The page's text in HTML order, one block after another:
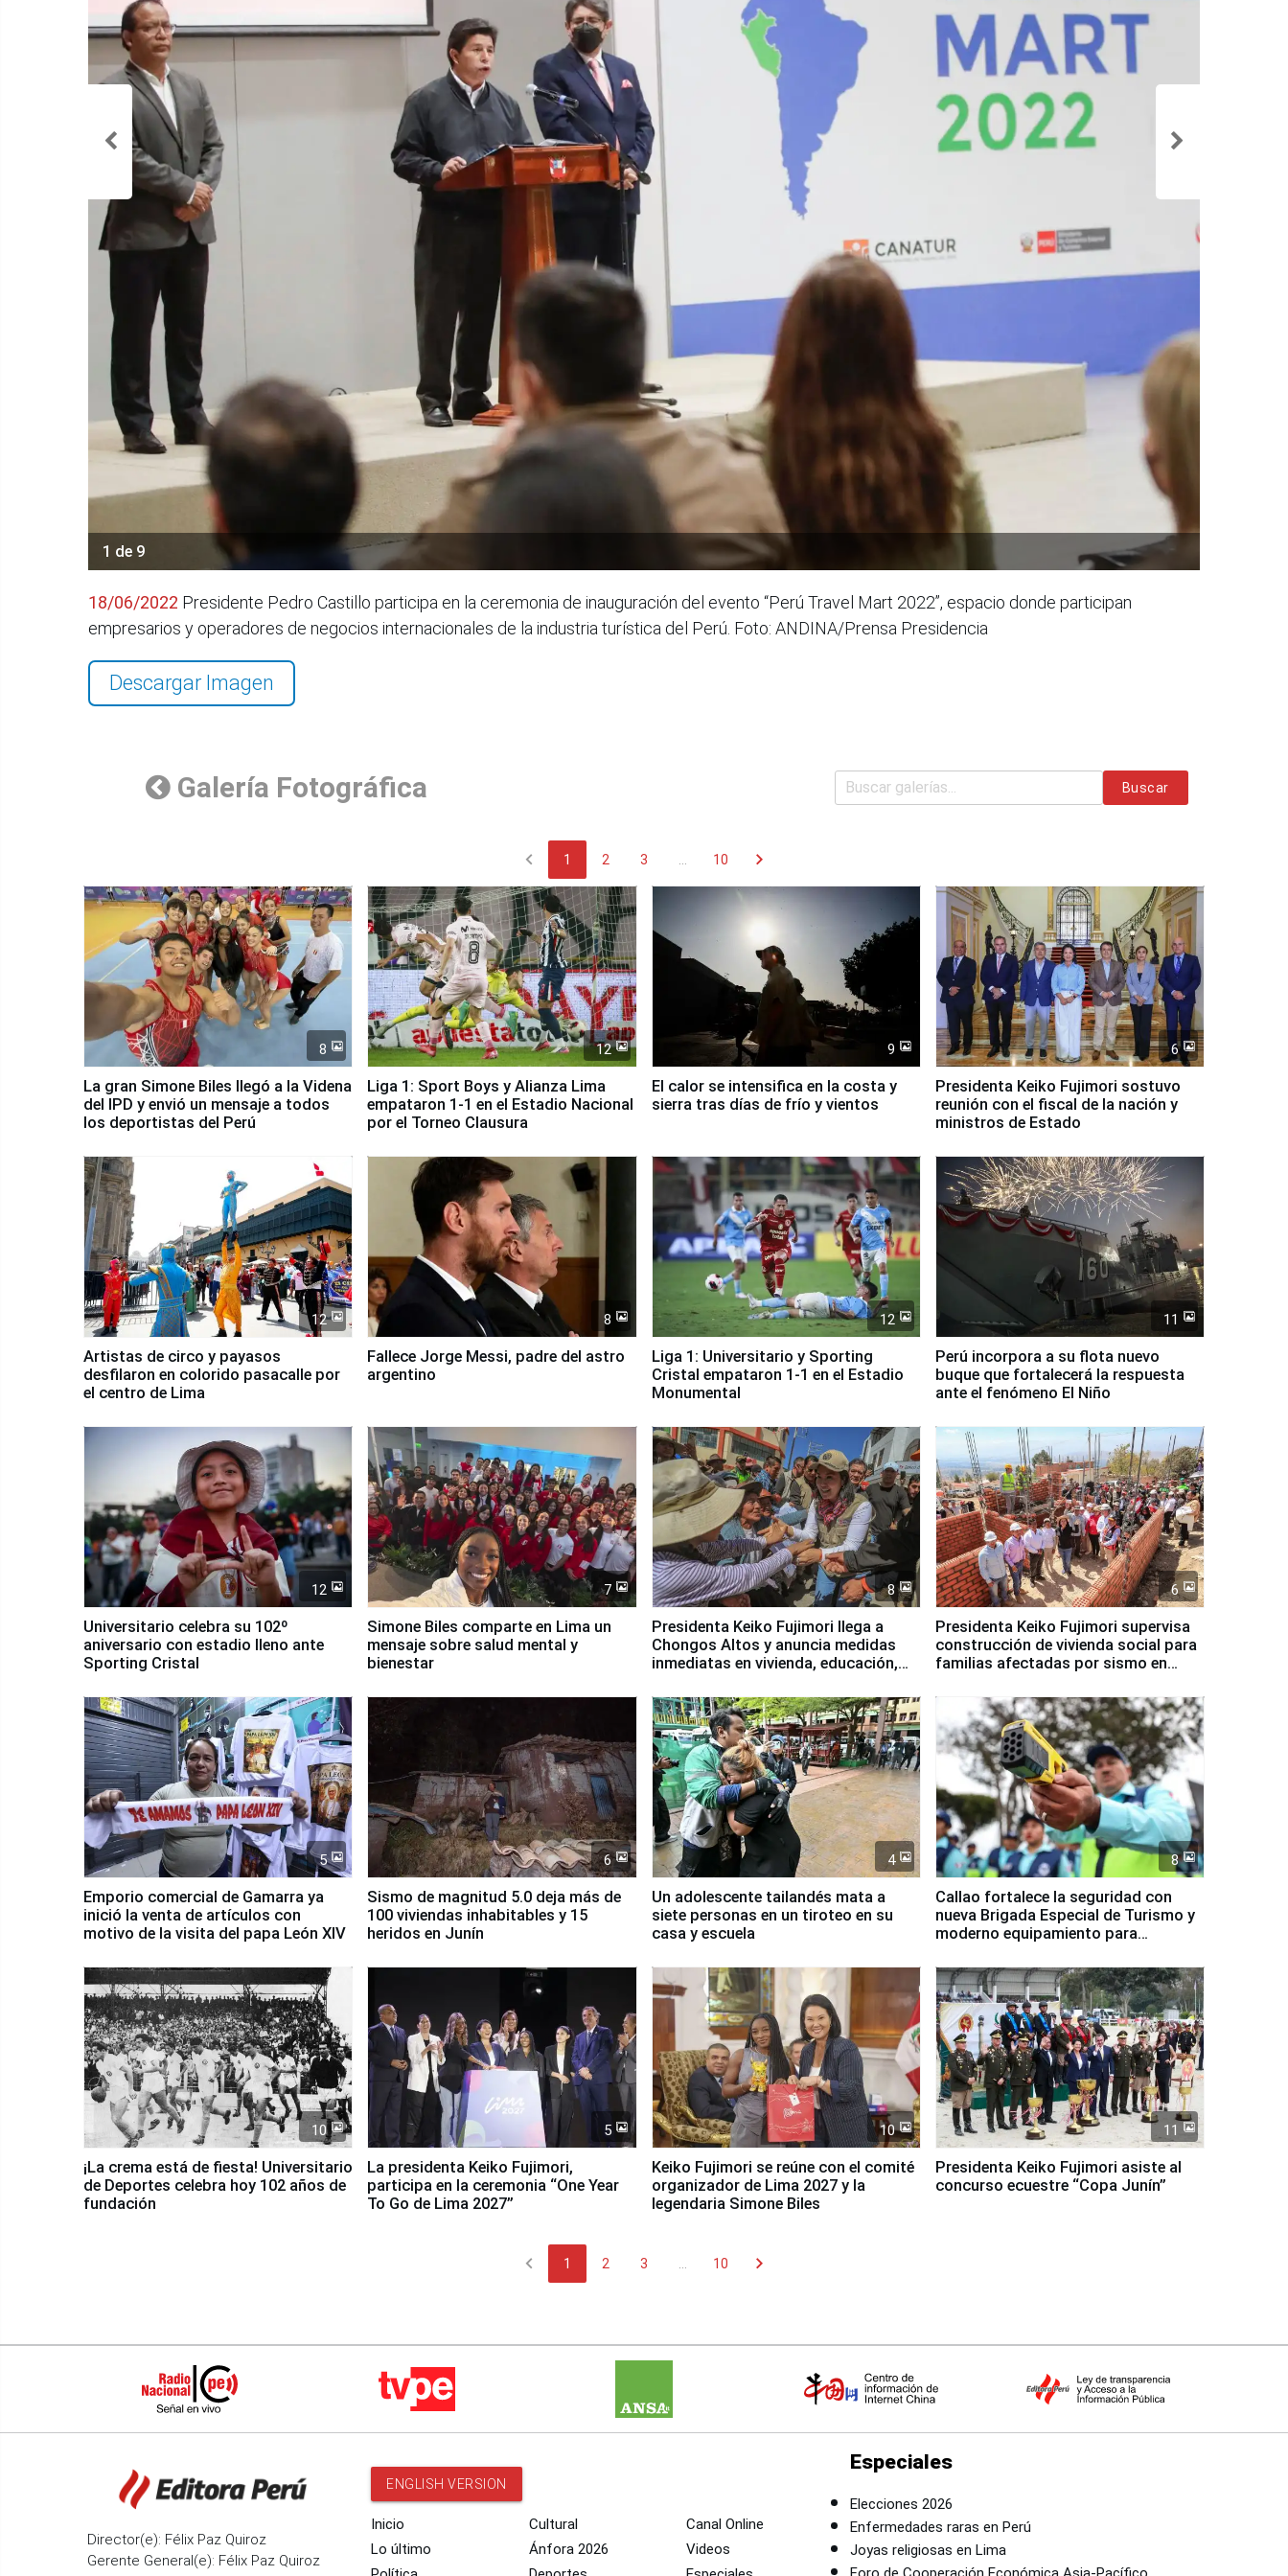
1 de 9
18/06/2022 Presidente Pedro Castillo participa en la ceremonia de inauguración del evento “Perú Travel Mart 2022”, espacio donde participan
empresarios y operadores de negocios internacionales de la industria turística del Perú. Foto: ANDINA/Prensa Presidencia
Descargar Imagen
Galería Fotográfica Buscar
chevron_left 1 2 3 10 chevron_right
8
La gran Simone Biles llegó a la Videna
del IPD y envió un mensaje a todos
los deportistas del Perú
12
Liga 1: Sport Boys y Alianza Lima
empataron 1-1 en el Estadio Nacional
por el Torneo Clausura
9
El calor se intensifica en la costa y
sierra tras días de frío y vientos
6
Presidenta Keiko Fujimori sostuvo
reunión con el fiscal de la nación y
ministros de Estado
12
Artistas de circo y payasos
desfilaron en colorido pasacalle por
el centro de Lima
8
Fallece Jorge Messi, padre del astro
argentino
12
Liga 1: Universitario y Sporting
Cristal empataron 1-1 en el Estadio
Monumental
11
Perú incorpora a su flota nuevo
buque que fortalecerá la respuesta
ante el fenómeno El Niño
12
Universitario celebra su 102º
aniversario con estadio lleno ante
Sporting Cristal
7
Simone Biles comparte en Lima un
mensaje sobre salud mental y
bienestar
8
Presidenta Keiko Fujimori llega a
Chongos Altos y anuncia medidas
inmediatas en vivienda, educación,
6
Presidenta Keiko Fujimori supervisa
construcción de vivienda social para
familias afectadas por sismo en
5
Emporio comercial de Gamarra ya
inició la venta de artículos con
motivo de la visita del papa León XIV
6
Sismo de magnitud 5.0 deja más de
100 viviendas inhabitables y 15
heridos en Junín
4
Un adolescente tailandés mata a
siete personas en un tiroteo en su
casa y escuela
8
Callao fortalece la seguridad con
nueva Brigada Especial de Turismo y
moderno equipamiento para
10
¡La crema está de fiesta! Universitario
de Deportes celebra hoy 102 años de
fundación
5
La presidenta Keiko Fujimori,
participa en la ceremonia “One Year
To Go de Lima 2027”
10
Keiko Fujimori se reúne con el comité
organizador de Lima 2027 y la
legendaria Simone Biles
11
Presidenta Keiko Fujimori asiste al
concurso ecuestre “Copa Junín”
chevron_left 1 2 3 10 chevron_right
Director(e): Félix Paz Quiroz
Gerente General(e): Félix Paz Quiroz
ENGLISH VERSION
Inicio
Lo último
Cultural
Ánfora 2026
Canal Online
Videos
Especiales
Elecciones 2026
Enfermedades raras en Perú
Joyas religiosas en Lima